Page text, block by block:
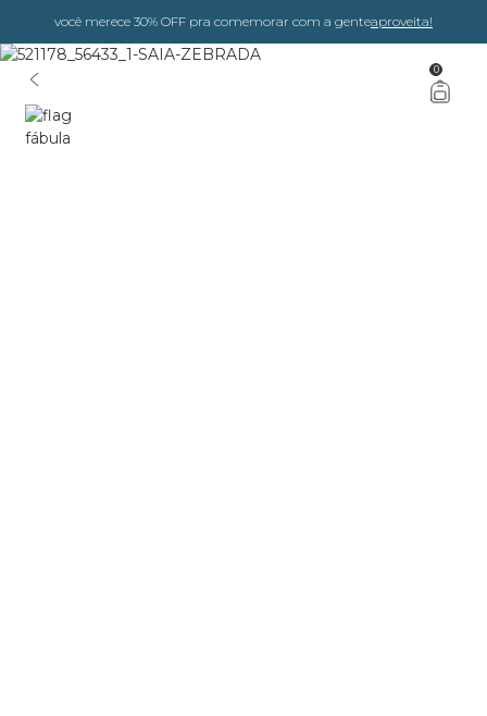
você merece 30% OFF pra comemorar com a genteaproveita!
0